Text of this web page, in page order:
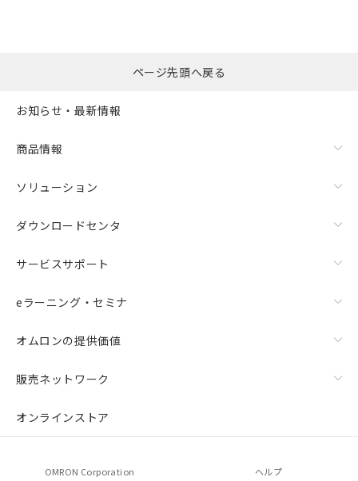
ページ先頭へ戻る
お知らせ・最新情報
商品情報
ソリューション
ダウンロードセンタ
サービスサポート
eラーニング・セミナ
オムロンの提供価値
販売ネットワーク
オンラインストア
OMRON Corporation ヘルプ